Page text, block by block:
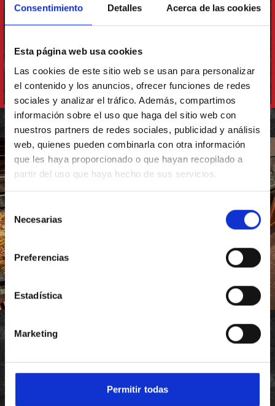
Consentimiento Detalles Acerca de las cookies
Esta página web usa cookies
Las cookies de este sitio web se usan para personalizar
el contenido y los anuncios, ofrecer funciones de redes
sociales y analizar el tráfico. Además, compartimos
información sobre el uso que haga del sitio web con
nuestros partners de redes sociales, publicidad y análisis
web, quienes pueden combinarla con otra información
que les haya proporcionado o que hayan recopilado a
partir del uso que haya hecho de sus servicios.
Selección
de
consentimiento
Necesarias
Preferencias
Estadística
Marketing
Permitir todas
COMPETITIVO
ORIGINAL
CON TODO EL
RESPALDO DE